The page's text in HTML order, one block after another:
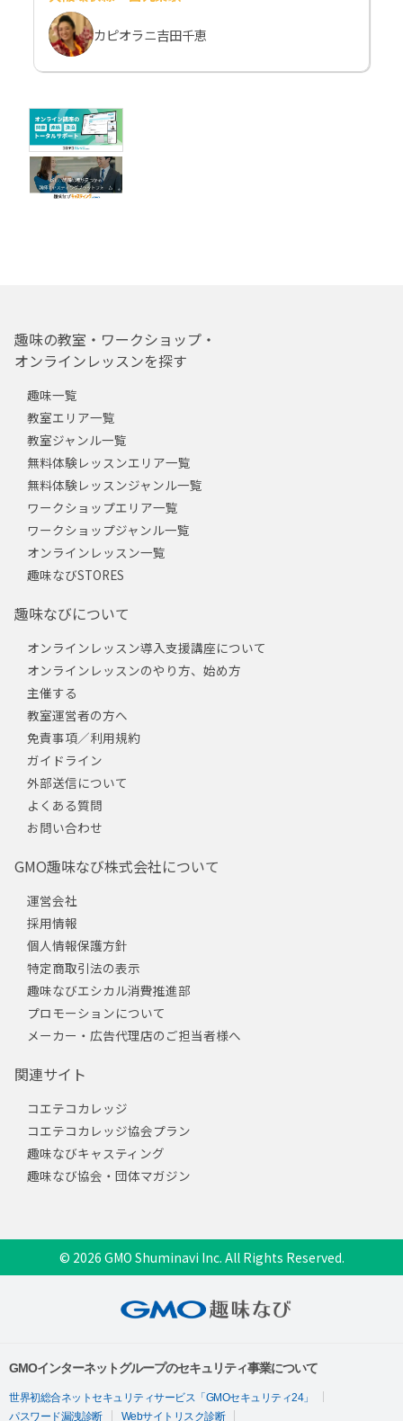
カピオラニ吉田千恵
趣味の教室・ワークショップ・
オンラインレッスンを探す
趣味一覧
教室エリア一覧
教室ジャンル一覧
無料体験レッスンエリア一覧
無料体験レッスンジャンル一覧
ワークショップエリア一覧
ワークショップジャンル一覧
オンラインレッスン一覧
趣味なびSTORES
趣味なびについて
オンラインレッスン導入支援講座について
オンラインレッスンのやり方、始め方
主催する
教室運営者の方へ
免責事項／利用規約
ガイドライン
外部送信について
よくある質問
お問い合わせ
GMO趣味なび株式会社について
運営会社
採用情報
個人情報保護方針
特定商取引法の表示
趣味なびエシカル消費推進部
プロモーションについて
メーカー・広告代理店のご担当者様へ
関連サイト
コエテコカレッジ
コエテコカレッジ協会プラン
趣味なびキャスティング
趣味なび協会・団体マガジン
© 2026 GMO Shuminavi Inc. All Rights Reserved.